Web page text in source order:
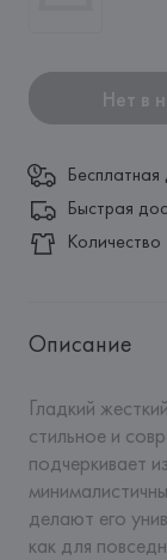
Нет в
Быстрая
Описание
Гладкий
стильное и
подчеркивает
делают его
как для